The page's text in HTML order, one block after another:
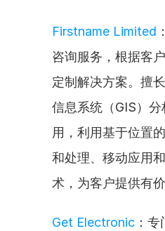
Firstname Limited
咨询服务，根据客
定制解决方案。擅
信息系统（GIS）
用，利用基于位置
和处理、移动应用
术，为客户提供有价
Get Electronic ：